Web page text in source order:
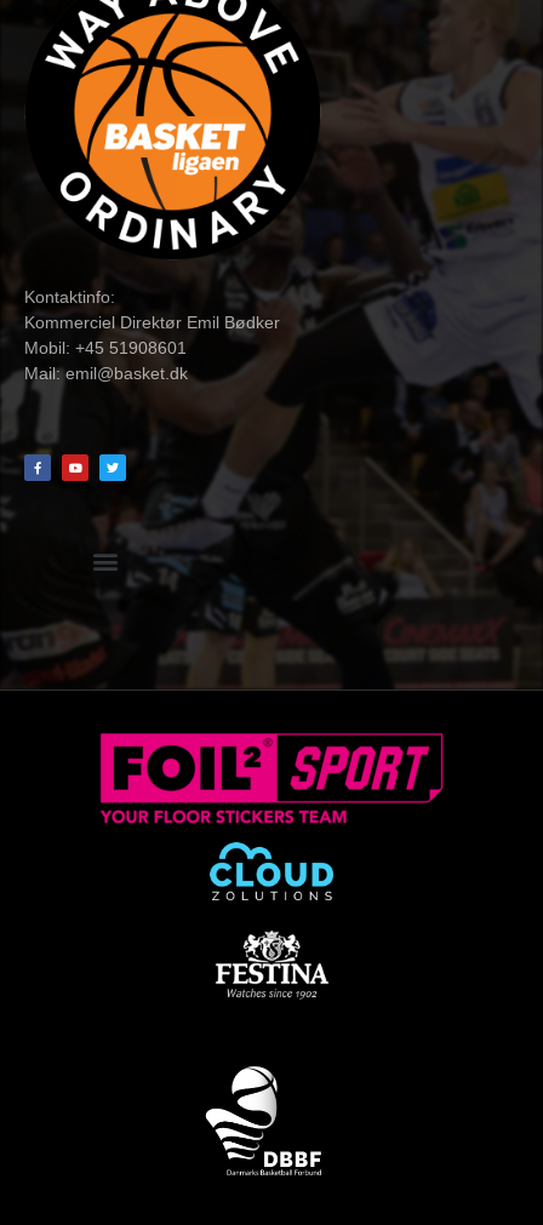
Kontaktinfo:
Kommerciel Direktør Emil Bødker
Mobil: +45 51908601
Mail:emil@basket.dk